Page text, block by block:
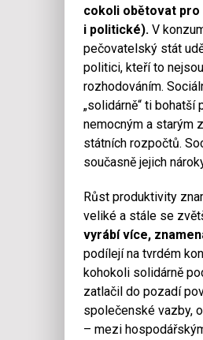
cokoli obětovat
i politické).V
pečovatelský stát
politici, kteří to
rozhodováním.
„solidárně“ ti bohatší
nemocným a starým
státních rozpočtů.
současně jejich
Růst produktivity
veliké a stále se
vyrábí více,
podílejí na tvrdém
kohokoli solidárně
zatlačil do pozadí
společenské vazby,
– mezi